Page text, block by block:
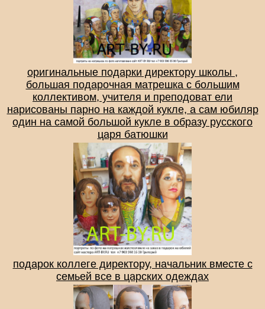
оригинальные подарки директору школы ,
большая подарочная матрешка с большим
коллективом, учителя и преподоват ели
нарисованы парно на каждой кукле, а сам юбиляр
один на самой большой кукле в образу русского
царя батюшки
подарок коллеге директору, начальник вместе с
семьей все в царских одеждах